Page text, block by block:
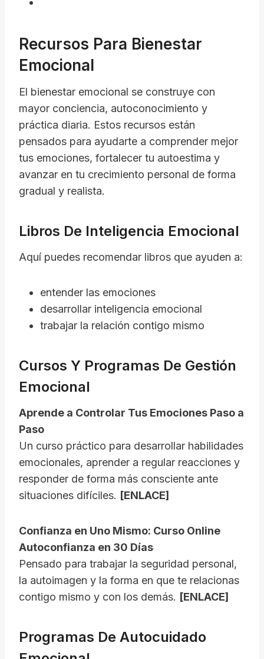
Recursos Para Bienestar
Emocional
El bienestar emocional se construye con
mayor conciencia, autoconocimiento y
práctica diaria. Estos recursos están
pensados para ayudarte a comprender mejor
tus emociones, fortalecer tu autoestima y
avanzar en tu crecimiento personal de forma
gradual y realista.
Libros De Inteligencia Emocional
Aquí puedes recomendar libros que ayuden a:
entender las emociones
desarrollar inteligencia emocional
trabajar la relación contigo mismo
Cursos Y Programas De Gestión
Emocional
Aprende a Controlar Tus Emociones Paso a
Paso
Un curso práctico para desarrollar habilidades
emocionales, aprender a regular reacciones y
responder de forma más consciente ante
situaciones difíciles. [ENLACE]
Confianza en Uno Mismo: Curso Online
Autoconfianza en 30 Días
Pensado para trabajar la seguridad personal,
la autoimagen y la forma en que te relacionas
contigo mismo y con los demás. [ENLACE]
Programas De Autocuidado